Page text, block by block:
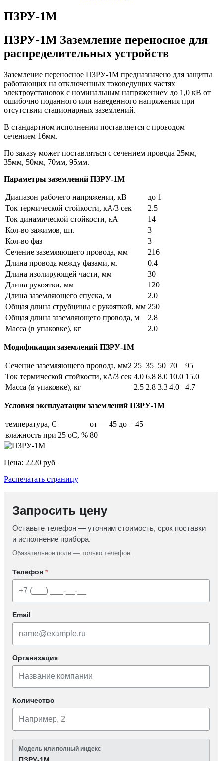
ПЗРУ-1М
ПЗРУ-1М Заземление переносное для
распределительных устройств
Заземление переносное ПЗРУ-1М предназначено для защиты
работающих на отключенных токоведущих частях
электроустановок с номинальным напряжением до 1,0 кВ от
ошибочно поданного или наведенного напряжения при
отсутствии стационарных заземлений.
В стандартном исполнении поставляется с проводом
сечением 16мм.
По заказу может поставляться с сечением провода 25мм,
35мм, 50мм, 70мм, 95мм.
Параметры заземлений ПЗРУ-1М
Диапазон рабочего напряжения, кВ
до 1
Ток термической стойкости, кА/3 сек
2.5
Ток динамической стойкости, кА
14
Кол-во зажимов, шт.
3
Кол-во фаз
3
Сечение заземляющего провода, мм
216
Длина провода между фазами, м.
0.4
Длина изолирующей части, мм
30
Длина рукоятки, мм
120
Длина заземляющего спуска, м
2.0
Общая длина струбцины с рукояткой, мм 250
Общая длина заземляющего провода, м
2.8
Масса (в упаковке), кг
2.0
Модификации заземлений ПЗРУ-1М
Сечение заземляющего провода, мм2 25 35 50 70
95
Ток термической стойкости, кА/3 сек 4.0 6.8 8.0 10.0 15.0
Масса (в упаковке), кг
2.5 2.8 3.3 4.0 4.7
Условия эксплуатации заземлений ПЗРУ-1М
температура, С
от — 45 до + 45
влажность при 25 оС, % 80
Цена: 2220 руб.
Распечатать страницу
Запросить цену
Оставьте телефон — уточним стоимость, срок поставки
и исполнение прибора.
Обязательное поле — только телефон.
Телефон *
Email
Организация
Количество
Модель или полный индекс
ПЗРУ-1М